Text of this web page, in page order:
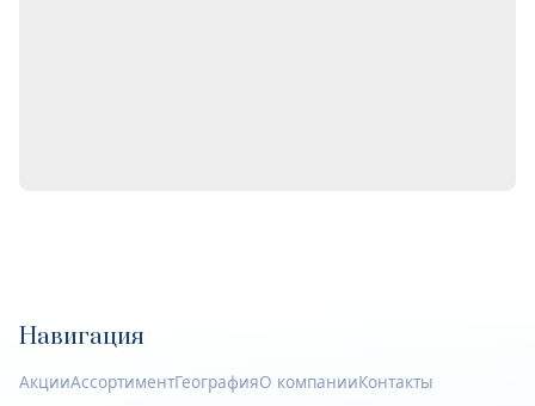
Навигация
АкцииАссортиментГеографияО компанииКонтакты